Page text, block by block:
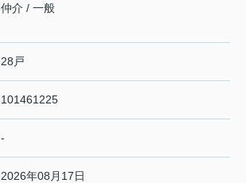
仲介 / 一般
28戸
101461225
-
2026年08月17日